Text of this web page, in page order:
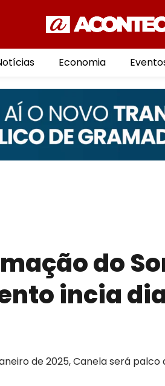
Economia
do
incia
de 2025, Canela será palco